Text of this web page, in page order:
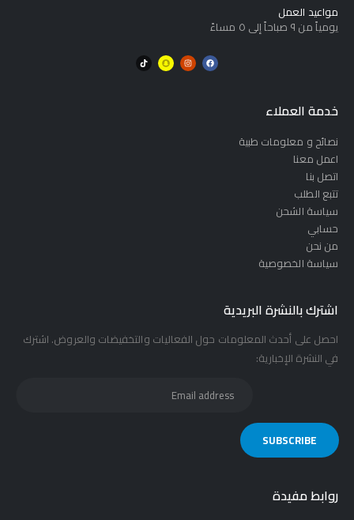
مواعيد العمل
يومياً من ٩ صباحاً إلى ٥ مساءً
خدمة العملاء
نصائح و معلومات طبية
اعمل معنا
اتصل بنا
تتبع الطلب
سياسة الشحن
حسابي
من نحن
سياسة الخصوصية
اشترك بالنشرة البريدية
احصل على أحدث المعلومات حول الفعاليات والتخفيضات والعروض. اشترك
في النشرة الإخبارية:
روابط مفيدة